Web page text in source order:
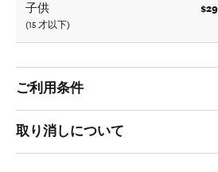
子供
(15 才以下)
ご利用条件
取り消しについて